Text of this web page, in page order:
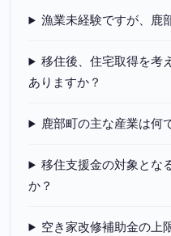
漁業未経験ですが、鹿
移住後、住宅取得を考
ありますか？
鹿部町の主な産業は何
移住支援金の対象とな
か？
空き家改修補助金の上